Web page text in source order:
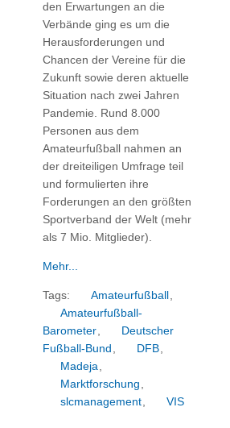
den Erwartungen an die
Verbände ging es um die
Herausforderungen und
Chancen der Vereine für die
Zukunft sowie deren aktuelle
Situation nach zwei Jahren
Pandemie. Rund 8.000
Personen aus dem
Amateurfußball nahmen an
der dreiteiligen Umfrage teil
und formulierten ihre
Forderungen an den größten
Sportverband der Welt (mehr
als 7 Mio. Mitglieder).
Mehr...
Tags: Amateurfußball
Amateurfußball-
Barometer
Deutscher
Fußball-Bund
DFB
Madeja
Marktforschung
slcmanagement
VIS